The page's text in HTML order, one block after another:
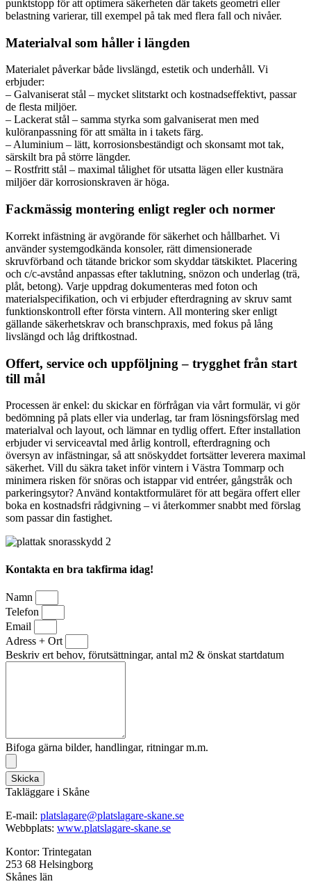
punktstopp för att optimera säkerheten där takets geometri eller
belastning varierar, till exempel på tak med flera fall och nivåer.
Materialval som håller i längden
Materialet påverkar både livslängd, estetik och underhåll. Vi
erbjuder:
– Galvaniserat stål – mycket slitstarkt och kostnadseffektivt, passar
de flesta miljöer.
– Lackerat stål – samma styrka som galvaniserat men med
kulöranpassning för att smälta in i takets färg.
– Aluminium – lätt, korrosionsbeständigt och skonsamt mot tak,
särskilt bra på större längder.
– Rostfritt stål – maximal tålighet för utsatta lägen eller kustnära
miljöer där korrosionskraven är höga.
Fackmässig montering enligt regler och normer
Korrekt infästning är avgörande för säkerhet och hållbarhet. Vi
använder systemgodkända konsoler, rätt dimensionerade
skruvförband och tätande brickor som skyddar tätskiktet. Placering
och c/c-avstånd anpassas efter taklutning, snözon och underlag (trä,
plåt, betong). Varje uppdrag dokumenteras med foton och
materialspecifikation, och vi erbjuder efterdragning av skruv samt
funktionskontroll efter första vintern. All montering sker enligt
gällande säkerhetskrav och branschpraxis, med fokus på lång
livslängd och låg driftkostnad.
Offert, service och uppföljning – trygghet från start
till mål
Processen är enkel: du skickar en förfrågan via vårt formulär, vi gör
bedömning på plats eller via underlag, tar fram lösningsförslag med
materialval och layout, och lämnar en tydlig offert. Efter installation
erbjuder vi serviceavtal med årlig kontroll, efterdragning och
översyn av infästningar, så att snöskyddet fortsätter leverera maximal
säkerhet. Vill du säkra taket inför vintern i Västra Tommarp och
minimera risken för snöras och istappar vid entréer, gångstråk och
parkeringsytor? Använd kontaktformuläret för att begära offert eller
boka en kostnadsfri rådgivning – vi återkommer snabbt med förslag
som passar din fastighet.
Kontakta en bra takfirma idag!
Namn
Telefon
Email
Adress + Ort
Beskriv ert behov, förutsättningar, antal m2 & önskat startdatum
Bifoga gärna bilder, handlingar, ritningar m.m.
Skicka
Takläggare i Skåne
E-mail: platslagare@platslagare-skane.se
Webbplats: www.platslagare-skane.se
Kontor: Trintegatan
253 68 Helsingborg
Skånes län